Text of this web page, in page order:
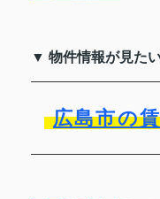
▼ 物件情報が見た
広島市の